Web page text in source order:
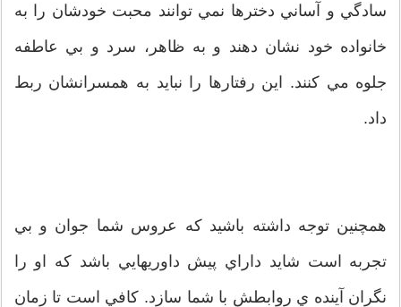
سادگي و آساني دخترها نمي توانند محبت خودشان را به
خانواده خود نشان دهند و به ظاهر، سرد و بي عاطفه
جلوه مي کنند. اين رفتارها را نبايد به همسرانشان ربط
داد.
همچنين توجه داشته باشيد که عروس شما جوان و بي
تجربه است شايد داراي پيش داوريهايي باشد که او را
نگران آينده ي روابطش با شما سازد. کافي است تا زمان